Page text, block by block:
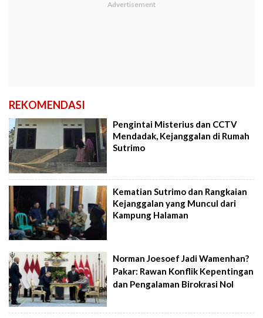
REKOMENDASI
Pengintai Misterius dan CCTV
Mendadak, Kejanggalan di Rumah
Sutrimo
Kematian Sutrimo dan Rangkaian
Kejanggalan yang Muncul dari
Kampung Halaman
Norman Joesoef Jadi Wamenhan?
Pakar: Rawan Konflik Kepentingan
dan Pengalaman Birokrasi Nol